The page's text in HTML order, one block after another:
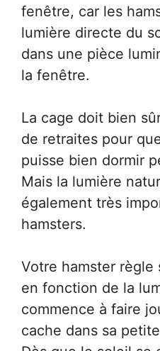
fenêtre, car les
lumière directe du
dans une pièce
la fenêtre.
La cage doit bien
de retraites pour
puisse bien dormir
Mais la lumière
également très
hamsters.
Votre hamster
en fonction de la
commence à faire
cache dans sa